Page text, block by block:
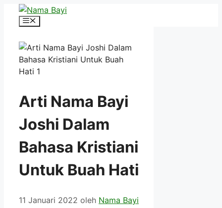
Langsung
Menu
Arti Nama Bayi
Joshi Dalam
Bahasa Kristiani
Untuk Buah Hati
11 Januari 2022 oleh Nama Bayi